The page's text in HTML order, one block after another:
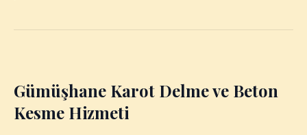
Gümüşhane Karot Delme ve Beton
Kesme Hizmeti